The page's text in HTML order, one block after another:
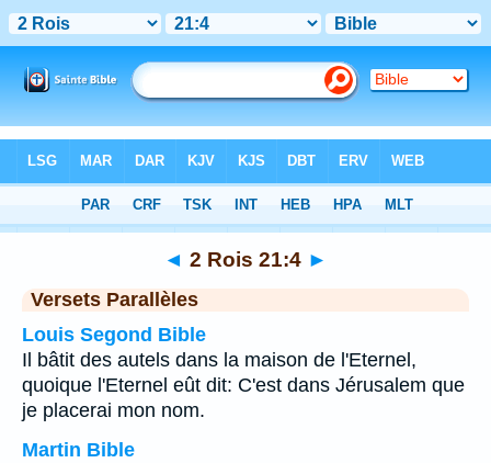
Chapitre 21> Verset 4
◄ 2 Rois 21:4 ►
Versets Parallèles
Louis Segond Bible
Il bâtit des autels dans la maison de l'Eternel,
quoique l'Eternel eût dit: C'est dans Jérusalem que
je placerai mon nom.
Martin Bible